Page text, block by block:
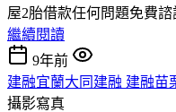
屋2胎借款任何問題免費
繼續閱讀
9年前
建融宜蘭大同建融 建融苗
攝影寫真